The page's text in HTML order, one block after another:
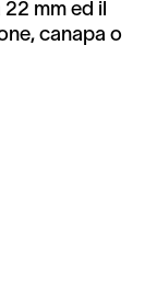
mm ed il
canapa o